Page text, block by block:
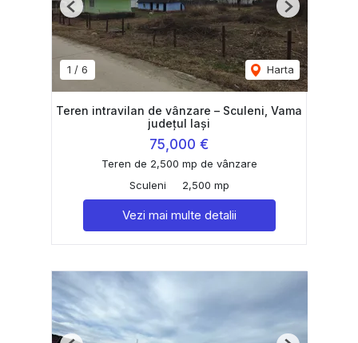
1 / 6 Harta
Previous Next
Teren intravilan de vânzare – Sculeni, Vama
județul Iași
75,000 €
Teren de 2,500 mp de vânzare
Sculeni
2,500 mp
Vezi mai multe detalii